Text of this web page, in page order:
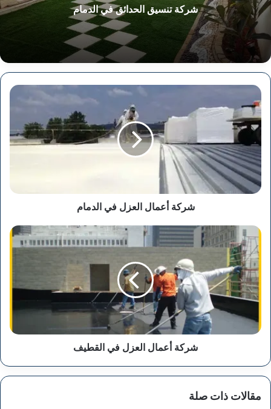
شركة تنسيق الحدائق في الدمام
شركة
أعمال
العزل
في
الدمام
شركة أعمال العزل في الدمام
شركة
أعمال
العزل
في
القطيف
شركة أعمال العزل في القطيف
مقالات ذات صلة